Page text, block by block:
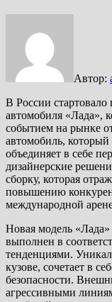
Автор:
В России
автомобиля «Лада»,
событием на рынке
автомобиль, который
объединяет в себе
дизайнерские
сборку, которая
повышению
международной
Новая модель «Лада»
выполнен в
тенденциями.
кузове, сочетает в
безопасности.
агрессивными